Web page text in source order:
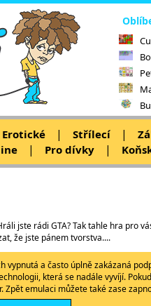
Erotické | Střílecí |
| Pro dívky |
jste rádi GTA? Tak tahle hra pro
že jste pánem tvorstva....
vypnutá a často úplně zakázaná
která se nadále vyvíjí.
Zpět emulaci můžete také zase